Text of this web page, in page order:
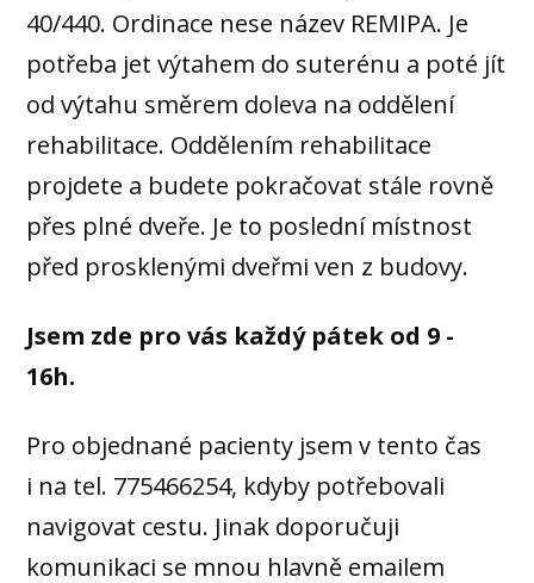
40/440. Ordinace nese název REMIPA. Je
potřeba jet výtahem do suterénu a poté jít
od výtahu směrem doleva na oddělení
rehabilitace. Oddělením rehabilitace
projdete a budete pokračovat stále rovně
přes plné dveře. Je to poslední místnost
před prosklenými dveřmi ven z budovy.
Jsem zde pro vás každý pátek od 9 -
16h.
Pro objednané pacienty jsem v tento čas
i na tel. 775466254, kdyby potřebovali
navigovat cestu. Jinak doporučuji
komunikaci se mnou hlavně emailem